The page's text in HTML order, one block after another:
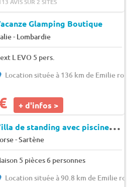
Glamping Boutique
- Lombardie
L EVO 5 pers.
Location située à 136 km de Emilie
+ d'infos >
V
illa de standing avec piscine à 500 m de la plage de sable, Tizzano.
-Sartène
5 pièces 6 personnes
Location située à 90.8 km de Emilie